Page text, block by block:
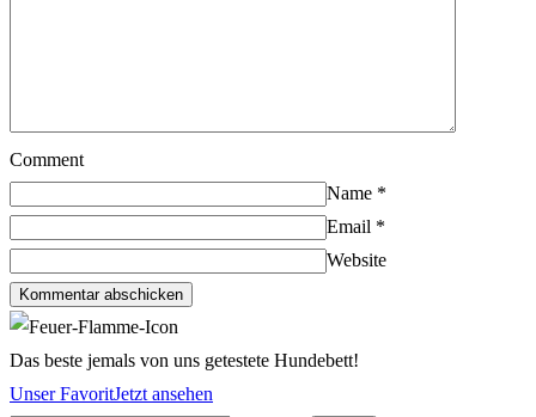
Comment
Name *
Email *
Website
Kommentar abschicken
Das beste jemals von uns getestete Hundebett!
Unser FavoritJetzt ansehen